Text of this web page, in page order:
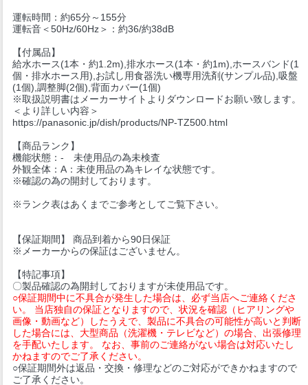
運転時間：約65分～155分
運転音＜50Hz/60Hz＞：約36/約38dB
【付属品】
給水ホース(1本・約1.2m),排水ホース(1本・約1m),ホースバンド(1
個・排水ホース用),お試し用食器洗い機専用洗剤(サンプル品),吸盤
(1個),調整脚(2個),背面カバー(1個)
※取扱説明書はメーカーサイトよりダウンロードお願い致します。
＜より詳しい内容＞
https://panasonic.jp/dish/products/NP-TZ500.html
【商品ランク】
機能状態：- 未使用品の為未検査
外観全体：A：未使用品の為キレイな状態です。
※確認の為の開封しております。
※ランク表はあくまでご参考としてご覧下さい。
【保証期間】 商品到着から90日保証
※メーカーからの保証はございません。
【特記事項】
〇製品確認の為開封しておりますが未使用品です。
○保証期間中に不具合が発生した場合は、必ず当店へご連絡くださ
い。 当店独自の保証となりますので、状況を確認（ヒアリングや
画像・動画など）したうえで、製品に不具合の可能性が高いと判断
した場合には、大型商品（洗濯機・テレビなど）の場合、出張修理
を手配いたします。 なお、事前のご連絡がない場合は対応いたし
かねますのでご了承ください。
○保証期間外は返品・交換・修理などのご対応ができかねますので
ご了承ください。